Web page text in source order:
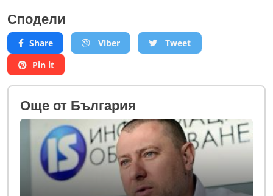
Сподели
Share Viber
Tweet
Pin it
Oще от България